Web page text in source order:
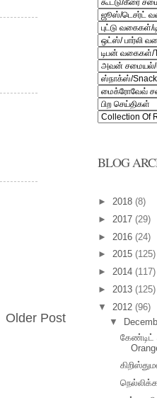
Older Post
BLOG
► 2018 (8)
► 2017 (29)
► 2016 (24)
► 2015 (125)
► 2014 (117)
► 2013 (125)
▼ 2012 (96)
▼
கேண்டிட்